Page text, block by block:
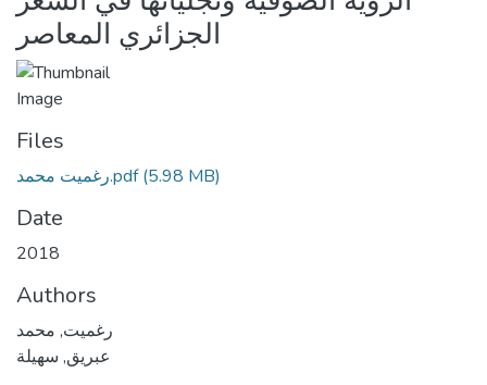
الجزائري المعاصر
Files
رغميت محمد.pdf(5.98 MB)
Date
2018
Authors
رغميت, محمد
عبريق, سهيلة